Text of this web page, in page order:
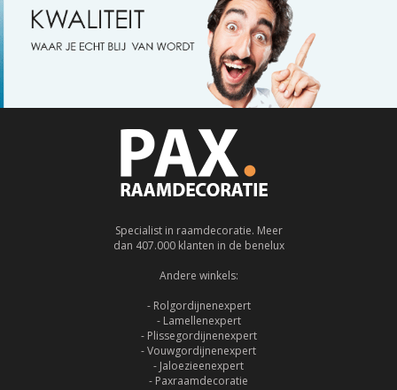
Specialist in raamdecoratie. Meer
dan 407.000 klanten in de benelux
Andere winkels:
- Rolgordijnenexpert
- Lamellenexpert
- Plissegordijnenexpert
- Vouwgordijnenexpert
- Jaloezieenexpert
- Paxraamdecoratie